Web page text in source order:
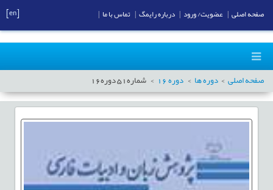
صفحه اصلی دوره ها دوره16 شماره51دوره16
صفحه اصلی عضویت/ ورود درباره رایمگ تماس با ما